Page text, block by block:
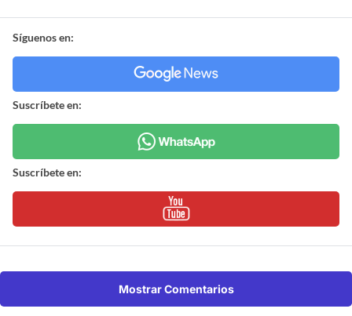
Síguenos en:
Suscríbete en:
Suscríbete en:
Mostrar Comentarios